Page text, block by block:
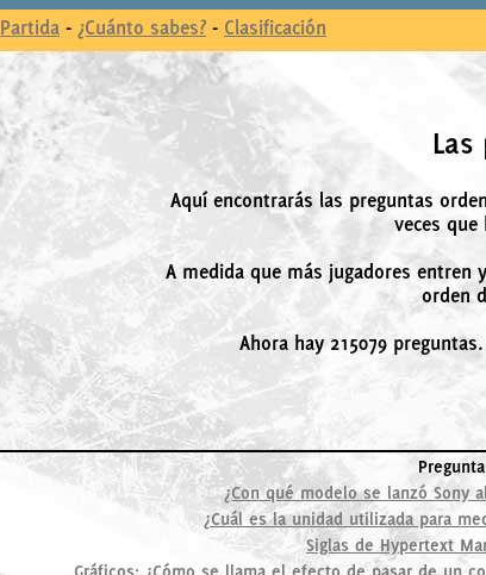
Partida - ¿Cuánto sabes? - Clasificación
Las
Aquí encontrarás las preguntas
veces que
A medida que más jugadores entren
orden
Ahora hay 215079
Pregunta
¿Con qué modelo se lanzó Sony
¿Cuál es la unidad utilizada para
Siglas de Hypertext